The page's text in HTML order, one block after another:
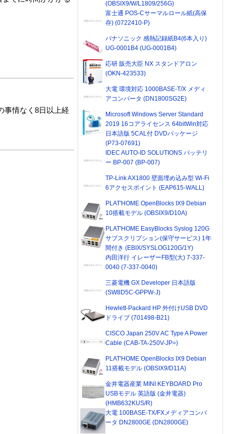
事情なく8日以上経
(OBSIX9/W/L1809/256G)
富士通 POS-Cサーマルロール紙(高保
存) (0722410-P)
パナソニック 感熱記録紙B4(6本入り)
UG-0001B4 (UG-0001B4)
応研 販売大臣 NX スタンドアロン
(OKN-423533)
大電 環境対応 1000BASE-T/X メディ
アコンバータ (DN1800SG2E)
Microsoft Windows Server Standard
2019 16コアライセンス 64bitWin対応
日本語版 5CAL付 DVDパッケージ
(P73-07691)
IDEC AUTO-ID SOLUTIONS バッテリ
ー BP-007 (BP-007)
TP-Link AX1800 壁面埋め込み型 Wi-Fi
6アクセスポイント (EAP615-WALL)
PLAT'HOME OpenBlocks IX9 Debian
10搭載モデル (OBSIX9/D10A)
PLAT'HOME EasyBlocks Syslog 120G
サブスクリプション(保守サービス) 1年
間付き (EBIX/SYSLOG120G/1Y)
内田洋行 イレーザーFB型(大) 7-337-
0040 (7-337-0040)
三菱電機 GX Developer 日本語版
(SW8D5C-GPPW-J)
Hewlett-Packard HP 外付けUSB DVD
ドライブ (701498-B21)
CISCO Japan 250V AC Type A Power
Cable (CAB-TA-250V-JP=)
PLAT'HOME OpenBlocks IX9 Debian
11搭載モデル (OBSIX9/D11A)
金井電器産業 MINI KEYBOARD Pro
USBモデル 英語版 (金井電器)
(HMB632KUS/R)
大電 100BASE-TX/FXメディアコンバ
ータ DN2800GE (DN2800GE)